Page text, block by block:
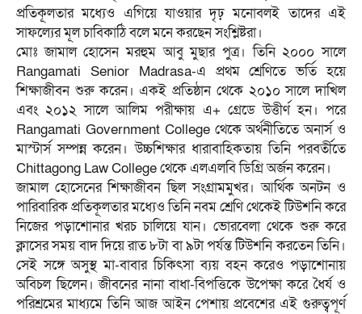
প্রতিকূলতার মধ্যেও এগিয়ে যাওয়ার দৃঢ় মনোবলই তাদের এই
সাফল্যের মূল চাবিকাঠি বলে মনে করছেন সংশ্লিষ্টরা।
মোঃ জামাল হোসেন মরহুম আবু মুছার পুত্র। তিনি ২০০০ সালে
Rangamati Senior Madrasa-এ প্রথম শ্রেণিতে ভর্তি হয়ে
শিক্ষাজীবন শুরু করেন। একই প্রতিষ্ঠান থেকে ২০১০ সালে দাখিল
এবং ২০১২ সালে আলিম পরীক্ষায় এ+ গ্রেডে উত্তীর্ণ হন। পরে
Rangamati Government College থেকে অর্থনীতিতে অনার্স ও
মাস্টার্স সম্পন্ন করেন। উচ্চশিক্ষার ধারাবাহিকতায় তিনি পরবর্তীতে
Chittagong Law College থেকে এলএলবি ডিগ্রি অর্জন করেন।
জামাল হোসেনের শিক্ষাজীবন ছিল সংগ্রামমুখর। আর্থিক অনটন ও
পারিবারিক প্রতিকূলতার মধ্যেও তিনি নবম শ্রেণি থেকেই টিউশনি করে
নিজের পড়াশোনার খরচ চালিয়ে যান। ভোরবেলা থেকে শুরু করে
ক্লাসের সময় বাদ দিয়ে রাত ৮টা বা ৯টা পর্যন্ত টিউশনি করতেন তিনি।
সেই সঙ্গে অসুস্থ মা-বাবার চিকিৎসা ব্যয় বহন করেও পড়াশোনায়
অবিচল ছিলেন। জীবনের নানা বাধা-বিপত্তিকে উপেক্ষা করে ধৈর্য ও
পরিশ্রমের মাধ্যমে তিনি আজ আইন পেশায় প্রবেশের এই গুরুত্বপূর্ণ